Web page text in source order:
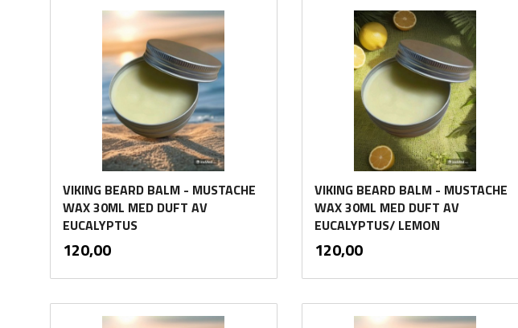
Kjøp Kjøp
VIKING BEARD BALM - MUSTACHE
WAX 30ML MED DUFT AV
EUCALYPTUS
Pris
120,00mva.
Kjøp
VIKING BEARD BALM - MUSTACHE
WAX 30ML MED DUFT AV
EUCALYPTUS/ LEMON
Pris
120,00mva.
Kjøp